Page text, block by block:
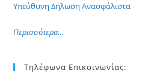
Υπεύθυνη Δήλωση Ανασφάλιστα
Περισσότερα…
Τηλέφωνα Επικοινωνίας: